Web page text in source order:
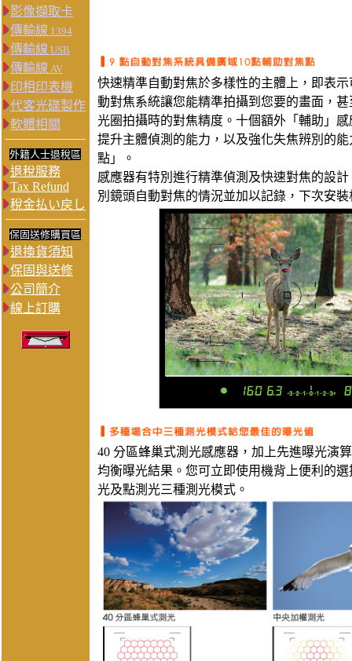
影像擷取卡
傳輸線 1394
傳輸線 USB
傳輸線 AV
印相印表機
代客光碟製作
軟體相關
外籍人士退稅區
退稅服務
Tax Refund
稅金払い戻し
保固送修購買區
退換貨須知
保固與送修
公司簡介
線上訂購
快速精準自動對焦於多樣性的主體上，即表
動對焦系統讓您能精準拍攝到您要的畫面，
光圈拍攝時的對焦精度。十個額外「輔助」
提升主體偵測的能力，以及強化失焦辨別的
點」。
感應器有特別進行精準偵測及快速對焦的設
別鏡頭自動對焦的情況並加以記錄，下次安
40 分區蜂巢式測光感應器，加上先進曝光演
均衡曝光結果。您可立即使用機背上便利的
光及點測光三種測光模式。